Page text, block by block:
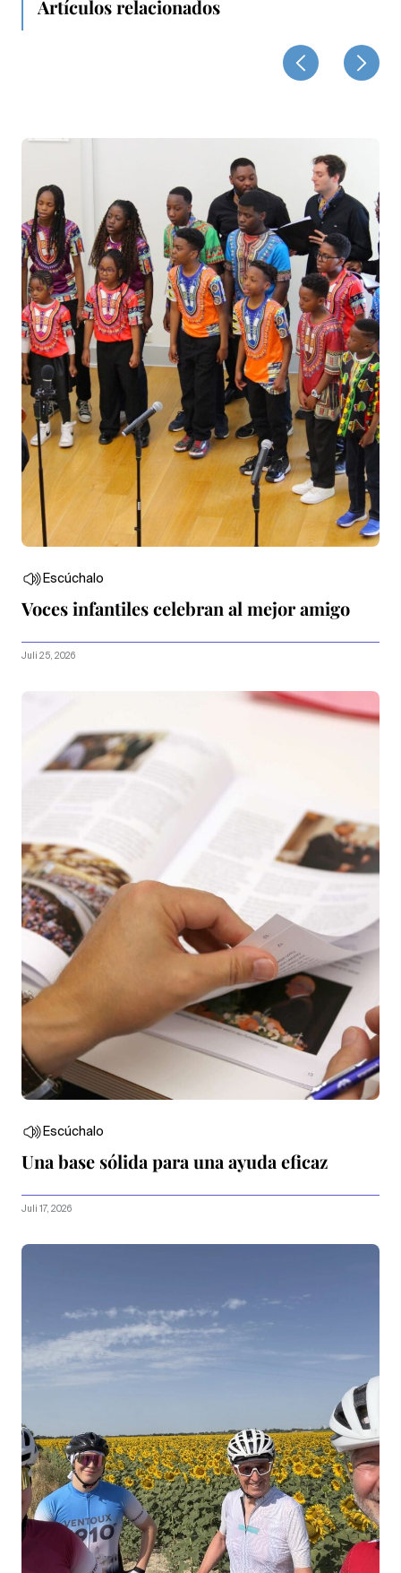
Artículos relacionados
Escúchalo
Voces infantiles celebran al mejor amigo
Juli 25, 2026
Escúchalo
Una base sólida para una ayuda eficaz
Juli 17, 2026